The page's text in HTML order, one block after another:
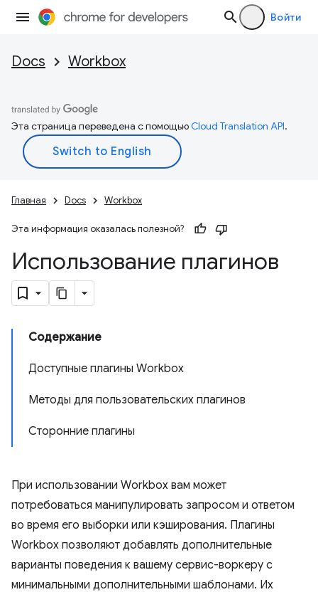
Войти
Docs Workbox
Эта страница переведена с помощьюCloud Translation API.
Главная Docs Workbox
Эта информация оказалась полезной?
Использование плагинов
Содержание
Доступные плагины Workbox
Методы для пользовательских плагинов
Сторонние плагины
При использовании Workbox вам может
потребоваться манипулировать запросом и ответом
во время его выборки или кэширования. Плагины
Workbox позволяют добавлять дополнительные
варианты поведения к вашему сервис-воркеру с
минимальными дополнительными шаблонами. Их